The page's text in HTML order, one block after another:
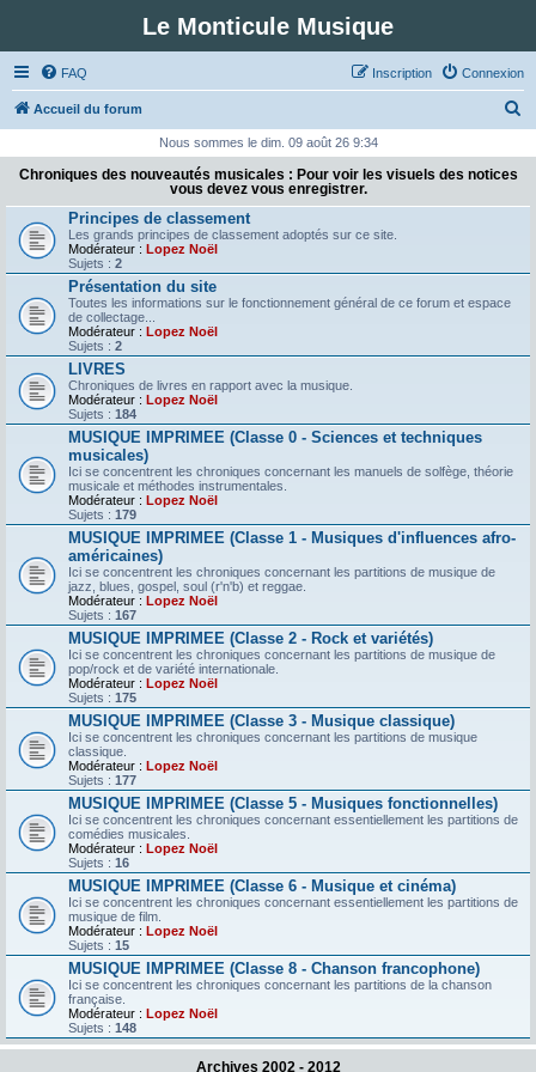
Le Monticule Musique
FAQ Connexion
Inscription
Accueil du forum
c
Nous sommes le dim. 09 août 26 9:34
Chroniques des nouveautés musicales : Pour voir les visuels des notices
vous devez vous enregistrer.
Principes de classement
Les grands principes de classement adoptés sur ce site.
Modérateur : Lopez Noël
Sujets : 2
Présentation du site
Toutes les informations sur le fonctionnement général de ce forum et espace
de collectage...
Modérateur : Lopez Noël
Sujets : 2
LIVRES
Chroniques de livres en rapport avec la musique.
Modérateur : Lopez Noël
Sujets : 184
MUSIQUE IMPRIMEE (Classe 0 - Sciences et techniques
musicales)
Ici se concentrent les chroniques concernant les manuels de solfège, théorie
musicale et méthodes instrumentales.
Modérateur : Lopez Noël
Sujets : 179
MUSIQUE IMPRIMEE (Classe 1 - Musiques d'influences afro-
américaines)
Ici se concentrent les chroniques concernant les partitions de musique de
jazz, blues, gospel, soul (r'n'b) et reggae.
Modérateur : Lopez Noël
Sujets : 167
MUSIQUE IMPRIMEE (Classe 2 - Rock et variétés)
Ici se concentrent les chroniques concernant les partitions de musique de
pop/rock et de variété internationale.
Modérateur : Lopez Noël
Sujets : 175
MUSIQUE IMPRIMEE (Classe 3 - Musique classique)
Ici se concentrent les chroniques concernant les partitions de musique
classique.
Modérateur : Lopez Noël
Sujets : 177
MUSIQUE IMPRIMEE (Classe 5 - Musiques fonctionnelles)
Ici se concentrent les chroniques concernant essentiellement les partitions de
comédies musicales.
Modérateur : Lopez Noël
Sujets : 16
MUSIQUE IMPRIMEE (Classe 6 - Musique et cinéma)
Ici se concentrent les chroniques concernant essentiellement les partitions de
musique de film.
Modérateur : Lopez Noël
Sujets : 15
MUSIQUE IMPRIMEE (Classe 8 - Chanson francophone)
Ici se concentrent les chroniques concernant les partitions de la chanson
française.
Modérateur : Lopez Noël
Sujets : 148
Archives 2002 - 2012